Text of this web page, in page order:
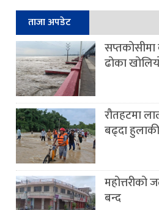
ताजा अपडेट
सप्तकोसीमा
ढोका
रौतहटमा
बढ्दा
महोत्तरीको
बन्द